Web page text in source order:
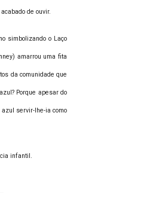
de ouvir.
simbolizando o Laço
amarrou uma fita
da comunidade que
Porque apesar do
servir-lhe-ia como
infantil.